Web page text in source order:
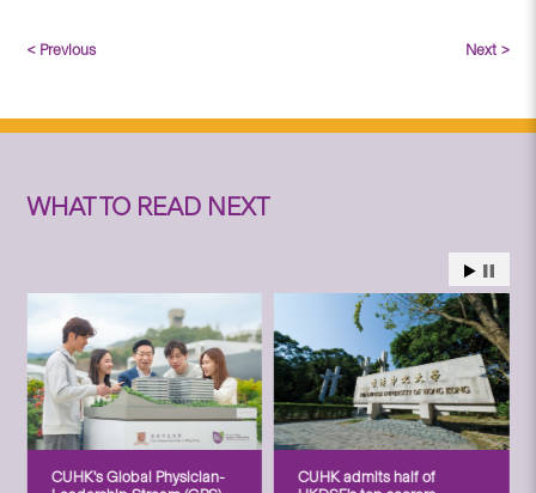
< Previous Next >
WHAT TO READ NEXT
CUHK’s Global Physician-
CUHK admits half of